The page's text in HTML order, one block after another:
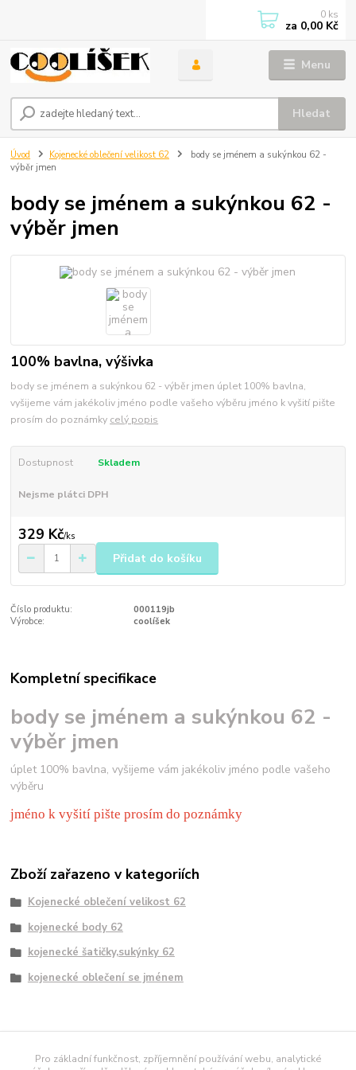
Menu
Hledat
0 ks
za 0,00 Kč
Úvod Kojenecké oblečení velikost 62
body se jménem a sukýnkou 62 -
výběr jmen
body se jménem a sukýnkou 62 -
výběr jmen
100% bavlna, výšivka
body se jménem a sukýnkou 62 - výběr jmen úplet 100% bavlna,
vyšijeme vám jakékoliv jméno podle vašeho výběru jméno k vyšití pište
prosím do poznámky celý popis
Dostupnost Skladem
Nejsme plátci DPH
329 Kč/ks
Přidat do košíku
Číslo produktu:
000119jb
Výrobce:
coolíšek
Kompletní specifikace
body se jménem a sukýnkou 62 -
výběr jmen
úplet 100% bavlna, vyšijeme vám jakékoliv jméno podle vašeho
výběru
jméno k vyšití pište prosím do poznámky
Zboží zařazeno v kategoriích
Kojenecké oblečení velikost 62
kojenecké body 62
kojenecké šatičky,sukýnky 62
kojenecké oblečení se jménem
námořnické tričko
Pro základní funkčnost, zpříjemnění používání webu, analytické